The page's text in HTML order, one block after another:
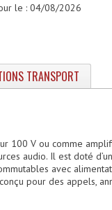
le : 04/08/2026
TRANSPORT
100 V ou comme
audio. Il est doté
avec
pour des appels,